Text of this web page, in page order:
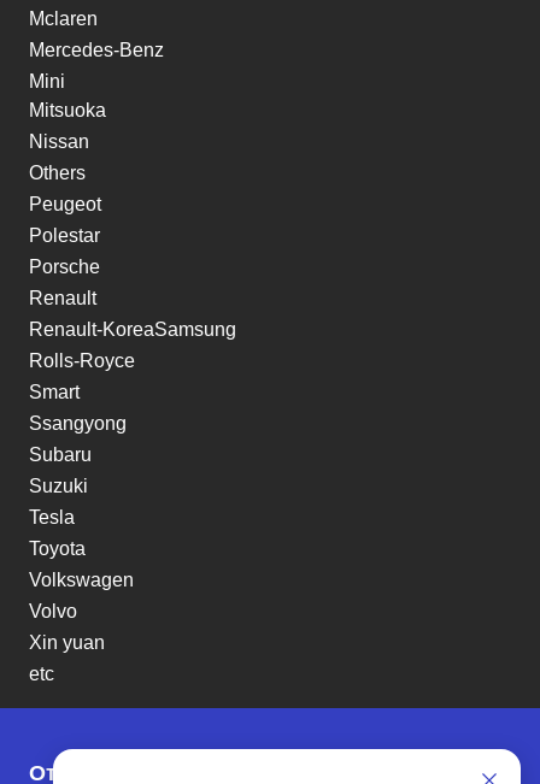
Mclaren
Mercedes-Benz
Mini
Mitsuoka
Nissan
Others
Peugeot
Polestar
Porsche
Renault
Renault-KoreaSamsung
Rolls-Royce
Smart
Ssangyong
Subaru
Suzuki
Tesla
Toyota
Volkswagen
Volvo
Xin yuan
etc
Отзывы о SENAT CARS